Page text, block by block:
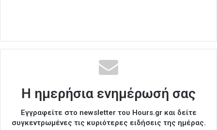
Η ημερήσια ενημέρωσή σας
Εγγραφείτε στο newsletter του Hours.gr και δείτε
συγκεντρωμένες τις κυριότερες ειδήσεις της ημέρας.